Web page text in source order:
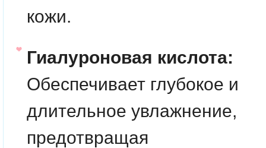
кожи.
Гиалуроновая кислота:
Обеспечивает глубокое и
длительное увлажнение,
предотвращая